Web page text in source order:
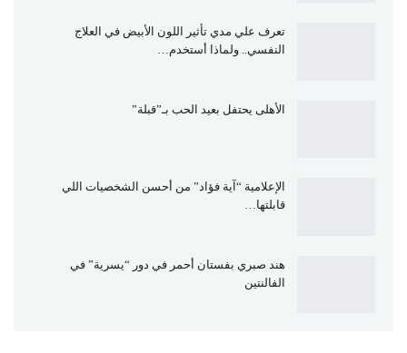
تعرف علي مدي تأثير اللون الأبيض في العلاج
النفسي.. ولماذا أستخدم…
الأهلى يحتفل بعيد الحب بـ”قبلة”
الإعلامية “آية فؤاد” من أحسن الشخصيات اللي
قابلتها…
هند صبري بفستان أحمر في دور “يسرية” في
الفالنتين